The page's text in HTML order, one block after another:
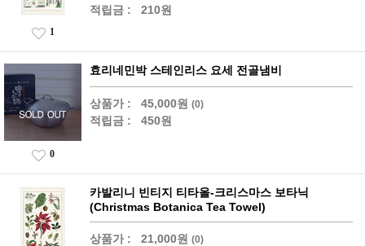
적립금 : 210원
1
효리네민박 스테인리스 요세 전골냄비
상품가 : 45,000원 (0)
적립금 : 450원
0
카발리니 빈티지 티타올-크리스마스 보타닉
(Christmas Botanica Tea Towel)
상품가 : 21,000원 (0)